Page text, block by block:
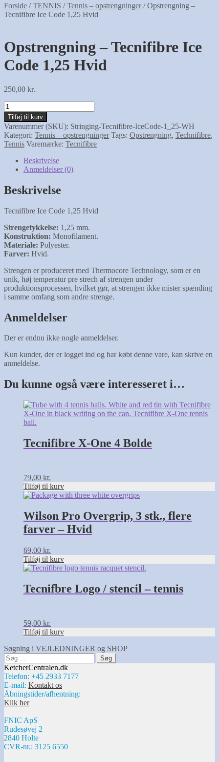
Forside /TENNIS /Tennis – opstrengninger/Opstrengning –
Tecnifibre Ice Code 1,25 Hvid
Opstrengning – Tecnifibre Ice
Code 1,25 Hvid
250,00 kr.
Opstrengning
-
Tecnifibre
Ice
Code
1,25
Hvid
antal
Tilføj til kurv
Varenummer (SKU): Stringing-Tecnifibre-IceCode-1_25-WH
Kategori: Tennis – opstrengninger Tags: Opstrengning, Technifibre,
Tennis Varemærke: Tecnifibre
Beskrivelse
Anmeldelser (0)
Beskrivelse
Tecnifibre Ice Code 1,25 Hvid
Strengetykkelse: 1,25 mm.
Konstruktion: Monofilament.
Materiale: Polyester.
Farver: Hvid.
Strengen er produceret med Thermocore Technology, som er en
unik, høj temperatur pre strech af strengen under
produktionsprocessen, hvilket gør, at strengen ikke mister spænding
i samme omfang som andre strenge.
Anmeldelser
Der er endnu ikke nogle anmeldelser.
Kun kunder, der er logget ind og har købt denne vare, kan skrive en
anmeldelse.
Du kunne også være interesseret i…
Tecnifibre X-One 4 Bolde
79,00 kr.
Tilføj til kurv
Wilson Pro Overgrip, 3 stk., flere
farver – Hvid
69,00 kr.
Tilføj til kurv
Tecnifbre Logo / stencil – tennis
59,00 kr.
Tilføj til kurv
Søgning i VEJLEDNINGER og SHOP
Søg
efter:
KetcherCentralen.dk
Telefon: +45 2933 7177
E-mail: Kontakt os
Åbningstider/afhentning:
Klik her
FNIC ApS
Rudesøvej 2
2840 Holte
CVR-nr.: 3125 6550